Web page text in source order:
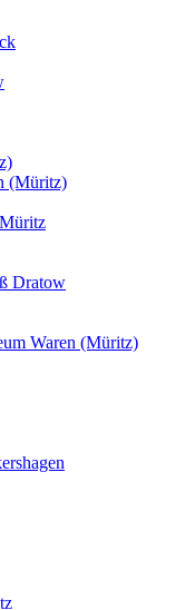
(Müritz)
Dratow
Waren (Müritz)